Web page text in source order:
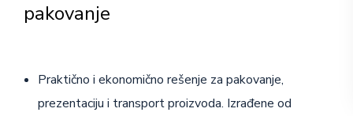
pakovanje
Praktično i ekonomično rešenje za pakovanje,
prezentaciju i transport proizvoda. Izrađene od